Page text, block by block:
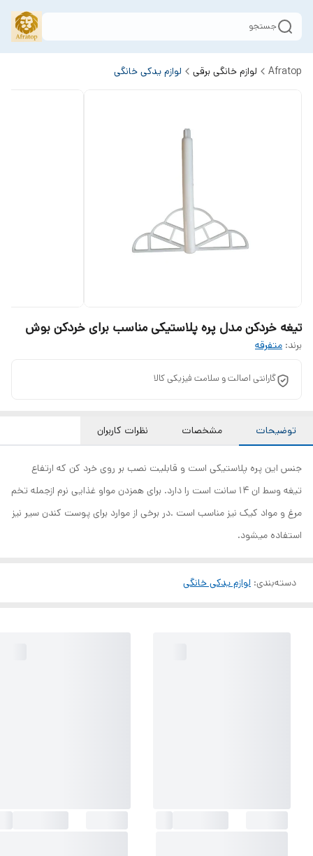
جستجو
Afratop لوازم خانگی برقی لوازم یدکی خانگی
تیغه خردکن مدل پره پلاستیکی مناسب برای خردکن بوش
برند: متفرقه
گارانتی اصالت و سلامت فیزیکی کالا
توضیحات مشخصات نظرات کاربران
جنس این پره پلاستیکی است و قابلیت نصب بر روی خرد کن که ارتفاع
تیغه وسط ان 14 سانت است را دارد. برای همزدن مواو غذایی نرم ازجمله تخم
مرغ و مواد کیک نیز مناسب است .در برخی از موارد برای پوست کندن سیر نیز
استفاده میشود.
دسته‌بندی: لوازم یدکی خانگی